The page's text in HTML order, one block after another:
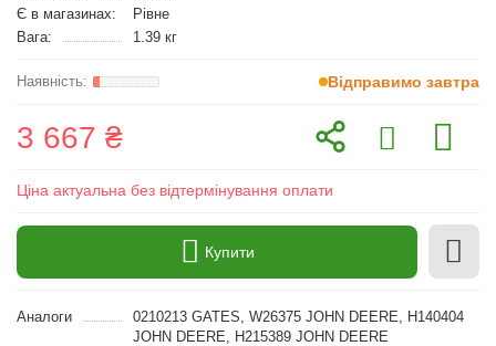
Є в магазинах:
Рівне
Вага:
1.39 кг
Відправимо завтра
3 667 ₴
Ціна актуальна без відтермінування оплати
Купити
Аналоги
0210213 GATES, W26375 JOHN DEERE, H140404
JOHN DEERE, H215389 JOHN DEERE